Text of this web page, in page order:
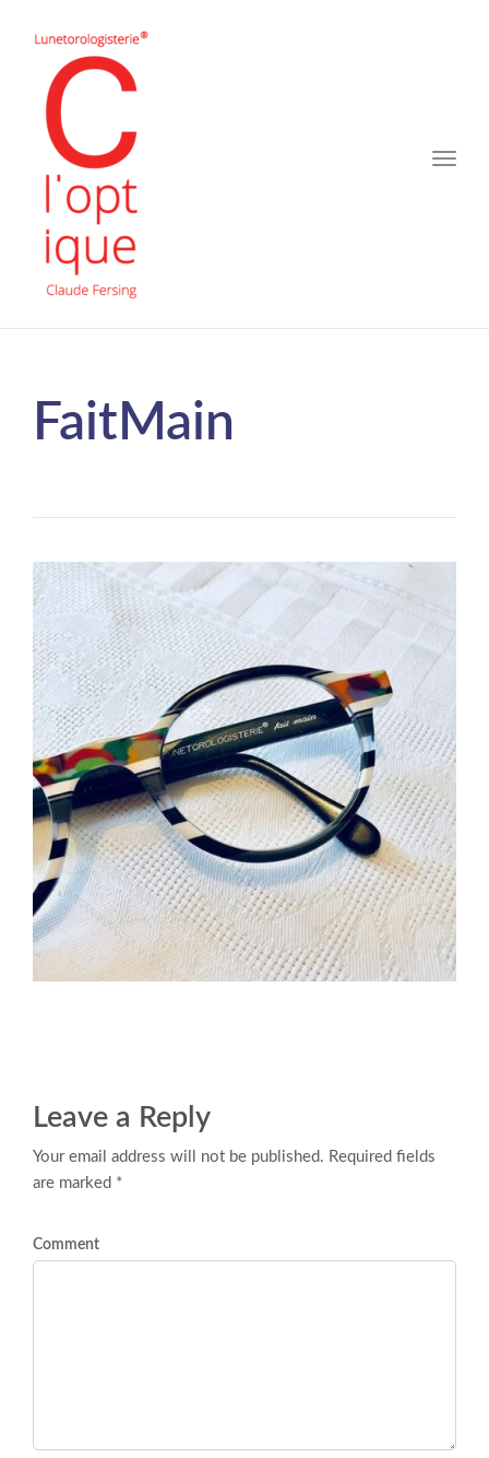
Toggle
FaitMain
Leave a Reply
Your email address will not be published. Required fields
are marked *
Comment